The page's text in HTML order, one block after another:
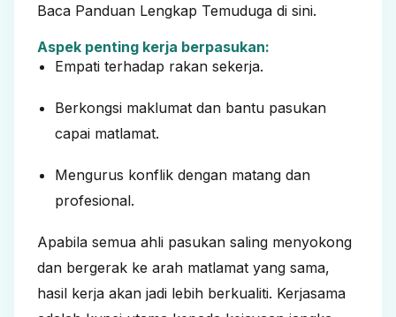
Baca Panduan Lengkap Temuduga di sini.
Aspek penting kerja berpasukan:
Empati terhadap rakan sekerja.
Berkongsi maklumat dan bantu pasukan
capai matlamat.
Mengurus konflik dengan matang dan
profesional.
Apabila semua ahli pasukan saling menyokong
dan bergerak ke arah matlamat yang sama,
hasil kerja akan jadi lebih berkualiti. Kerjasama